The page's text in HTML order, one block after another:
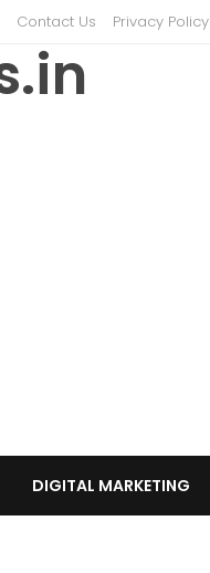
Contact Us Privacy Policy
DIGITAL MARKETING